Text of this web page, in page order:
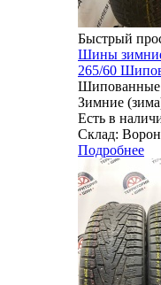
Быстрый
Шины
265/60
Шипованные
Зимние
Есть в
Склад:
Подробнее